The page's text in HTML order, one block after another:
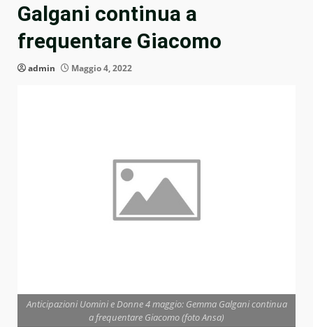
Galgani continua a
frequentare Giacomo
admin Maggio 4, 2022
Anticipazioni Uomini e Donne 4 maggio: Gemma Galgani continua
a frequentare Giacomo (foto Ansa)